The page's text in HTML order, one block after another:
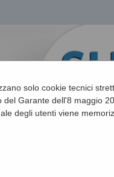
solo cookie tecnici
del Garante dell'8 maggio
degli utenti viene